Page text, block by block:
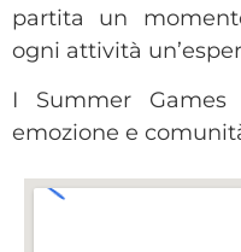
partita un
ogni attività
I Summer Games
emozione e